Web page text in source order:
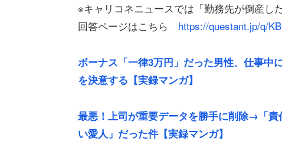
※キャリコネニュースでは「勤務先が倒産し
回答ページはこちら https://questant.jp/q/
ボーナス「一律3万円」だった男性、仕事
を決意する【実録マンガ】
最悪！上司が重要データを勝手に削除→「
い愛人」だった件【実録マンガ】